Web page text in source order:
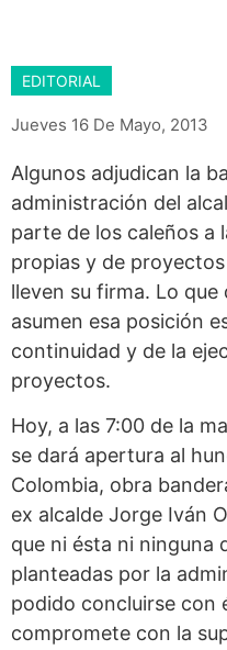
EDITORIAL
Jueves 16 De Mayo, 2013
Algunos adjudican la
administración del
parte de los caleños a
propias y de
lleven su firma. Lo
asumen esa posición
continuidad y de la
proyectos.
Hoy, a las 7:00 de la
se dará apertura al
Colombia, obra
ex alcalde Jorge Iván
que ni ésta ni ninguna
planteadas por la
podido concluirse con
compromete con la